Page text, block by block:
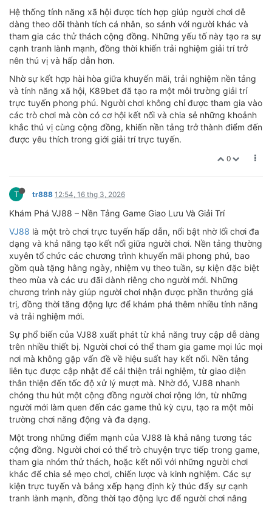
Hệ thống tính năng xã hội được tích hợp giúp người chơi dễ
dàng theo dõi thành tích cá nhân, so sánh với người khác và
tham gia các thử thách cộng đồng. Những yếu tố này tạo ra sự
cạnh tranh lành mạnh, đồng thời khiến trải nghiệm giải trí trở
nên thú vị và hấp dẫn hơn.
Nhờ sự kết hợp hài hòa giữa khuyến mãi, trải nghiệm nền tảng
và tính năng xã hội, K89bet đã tạo ra một môi trường giải trí
trực tuyến phong phú. Người chơi không chỉ được tham gia vào
các trò chơi mà còn có cơ hội kết nối và chia sẻ những khoảnh
khắc thú vị cùng cộng đồng, khiến nền tảng trở thành điểm đến
được yêu thích trong giới giải trí trực tuyến.
0
T tr888 12:54, 16 thg 3, 2026
Khám Phá VJ88 – Nền Tảng Game Giao Lưu Và Giải Trí
VJ88 là một trò chơi trực tuyến hấp dẫn, nổi bật nhờ lối chơi đa
dạng và khả năng tạo kết nối giữa người chơi. Nền tảng thường
xuyên tổ chức các chương trình khuyến mãi phong phú, bao
gồm quà tặng hằng ngày, nhiệm vụ theo tuần, sự kiện đặc biệt
theo mùa và các ưu đãi dành riêng cho người mới. Những
chương trình này giúp người chơi nhận được phần thưởng giá
trị, đồng thời tăng động lực để khám phá thêm nhiều tính năng
và trải nghiệm mới.
Sự phổ biến của VJ88 xuất phát từ khả năng truy cập dễ dàng
trên nhiều thiết bị. Người chơi có thể tham gia game mọi lúc mọi
nơi mà không gặp vấn đề về hiệu suất hay kết nối. Nền tảng
liên tục được cập nhật để cải thiện trải nghiệm, từ giao diện
thân thiện đến tốc độ xử lý mượt mà. Nhờ đó, VJ88 nhanh
chóng thu hút một cộng đồng người chơi rộng lớn, từ những
người mới làm quen đến các game thủ kỳ cựu, tạo ra một môi
trường chơi năng động và đa dạng.
Một trong những điểm mạnh của VJ88 là khả năng tương tác
cộng đồng. Người chơi có thể trò chuyện trực tiếp trong game,
tham gia nhóm thử thách, hoặc kết nối với những người chơi
khác để chia sẻ mẹo chơi, chiến lược và kinh nghiệm. Các sự
kiện trực tuyến và bảng xếp hạng định kỳ thúc đẩy sự cạnh
tranh lành mạnh, đồng thời tạo động lực để người chơi nâng